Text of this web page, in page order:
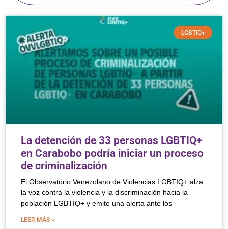
LGBTIQ+
La detención de 33 personas LGBTIQ+
en Carabobo podría iniciar un proceso
de criminalización
El Observatorio Venezolano de Violencias LGBTIQ+ alza
la voz contra la violencia y la discriminación hacia la
población LGBTIQ+ y emite una alerta ante los
LEER MÁS »